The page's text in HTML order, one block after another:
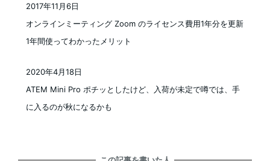
オンラインミーティング Zoom のライセンス費用1年分を更新
1年間使ってわかったメリット
投稿日
2017年11月6日
ATEM Mini Pro ポチッとしたけど、入荷が未定で噂では、手
に入るのが秋になるかも
2020年4月18日